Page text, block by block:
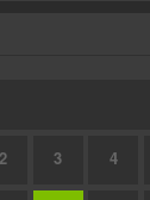
2 3 4